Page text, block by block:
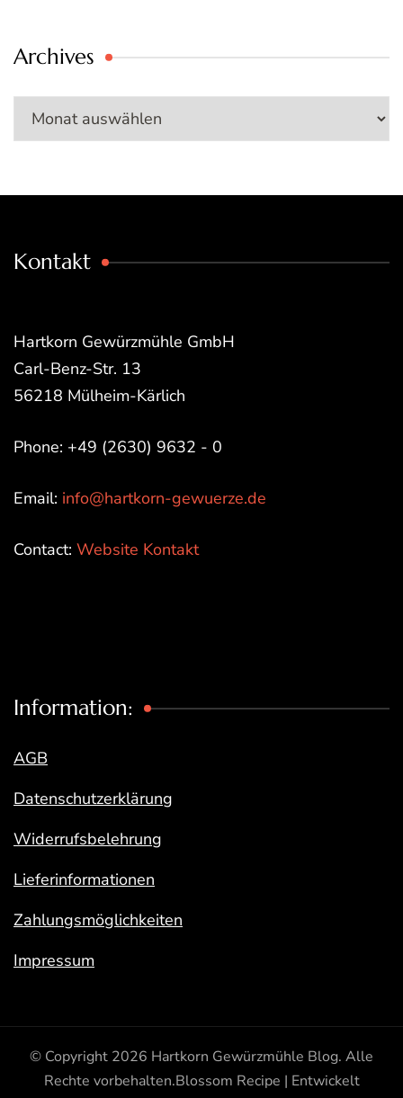
Archives
Archives
Kontakt
Hartkorn Gewürzmühle GmbH
Carl-Benz-Str. 13
56218 Mülheim-Kärlich
Phone: +49 (2630) 9632 - 0
Email: info@hartkorn-gewuerze.de
Contact: Website Kontakt
Information:
AGB
Datenschutzerklärung
Widerrufsbelehrung
Lieferinformationen
Zahlungsmöglichkeiten
Impressum
© Copyright 2026 Hartkorn Gewürzmühle Blog. Alle
Rechte vorbehalten.Blossom Recipe | Entwickelt